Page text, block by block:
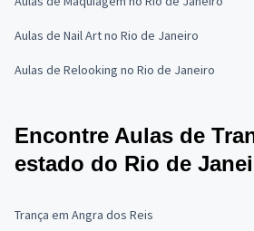
Aulas de Nail Art no Rio de Janeiro
Aulas de Relooking no Rio de Janeiro
Encontre Aulas de
estado do Rio de
Trança em Angra dos Reis